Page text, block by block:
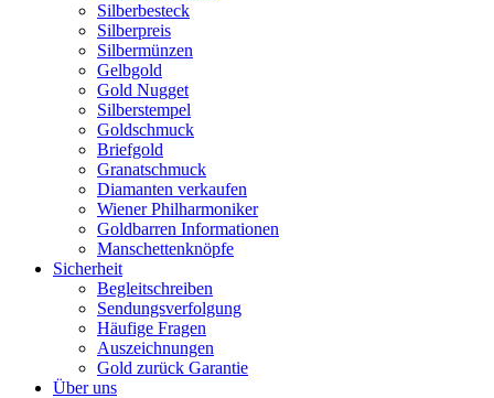
Silberbesteck
Silberpreis
Silbermünzen
Gelbgold
Gold Nugget
Silberstempel
Goldschmuck
Briefgold
Granatschmuck
Diamanten verkaufen
Wiener Philharmoniker
Goldbarren Informationen
Manschettenknöpfe
Sicherheit
Begleitschreiben
Sendungsverfolgung
Häufige Fragen
Auszeichnungen
Gold zurück Garantie
Über uns